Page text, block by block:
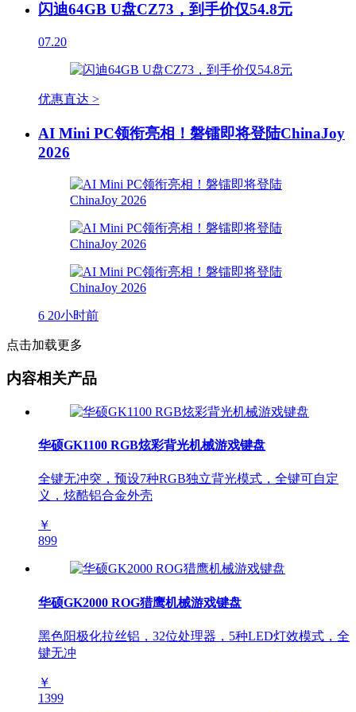
闪迪64GB U盘CZ73，到手价仅54.8元
07.20
优惠直达 >
AI Mini PC领衔亮相！磐镭即将登陆ChinaJoy
2026
6 20小时前
点击加载更多
内容相关产品
华硕GK1100 RGB炫彩背光机械游戏键盘
全键无冲突，预设7种RGB独立背光模式，全键可自定
义，炫酷铝合金外壳
￥
899
华硕GK2000 ROG猎鹰机械游戏键盘
黑色阳极化拉丝铝，32位处理器，5种LED灯效模式，全
键无冲
￥
1399